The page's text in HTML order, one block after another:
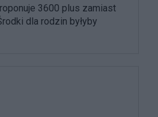
3600 plus zamiast
dla rodzin byłyby